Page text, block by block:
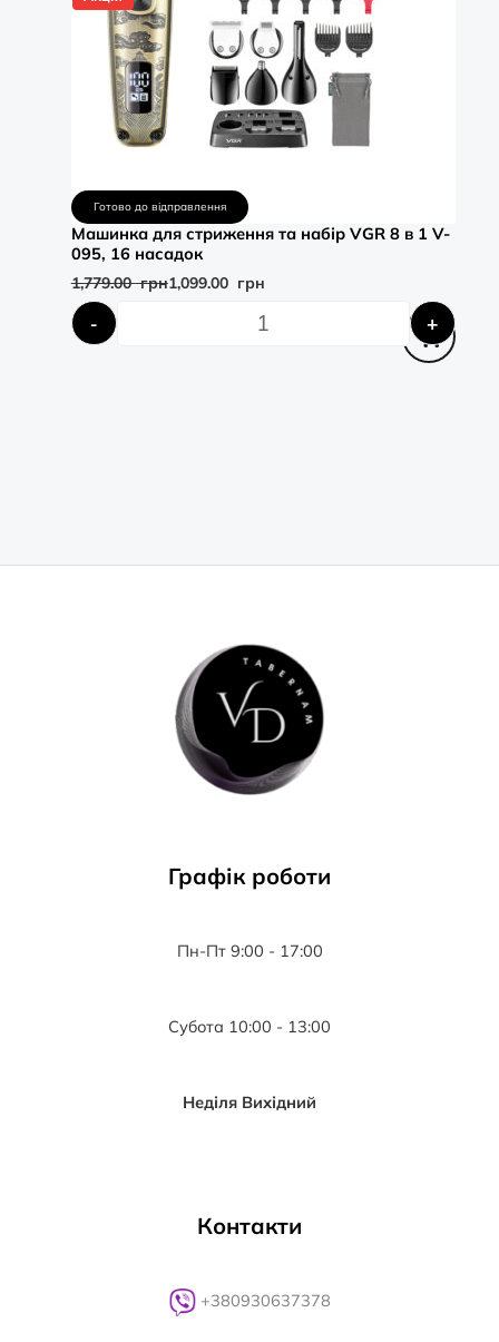
Готово до відправлення
Машинка для стриження та набір VGR 8 в 1 V-
095, 16 насадок
1,779.00грн1,099.00 грн
- +
Графік роботи
Пн-Пт 9:00 - 17:00
Субота 10:00 - 13:00
Неділя Вихідний
Контакти
+380930637378